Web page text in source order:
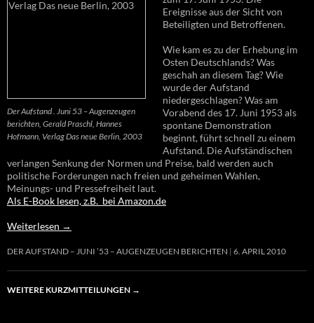
Der Aufstand . Juni 53 – Augenzeugen
berichten, Gerald Praschl, Hannes
Hofmann, Verlag Das neue Berlin, 2003
Ereignisse aus der Sicht von
Beteiligten und Betroffenen.
Wie kam es zu der Erhebung im
Osten Deutschlands? Was
geschah an diesem Tag? Wie
wurde der Aufstand
niedergeschlagen? Was am
Vorabend des 17. Juni 1953 als
spontane Demonstration
beginnt, führt schnell zu einem
Aufstand. Die Aufständischen
verlangen Senkung der Normen und Preise, bald werden auch
politische Forderungen nach freien und geheimen Wahlen,
Meinungs- und Pressefreiheit laut.
Als E-Book lesen, z.B. bei Amazon.de
Weiterlesen →
DER AUFSTAND – JUNI ’53 – AUGENZEUGEN BERICHTEN 6. APRIL 2010
WEITERE KURZMITTEILUNGEN →